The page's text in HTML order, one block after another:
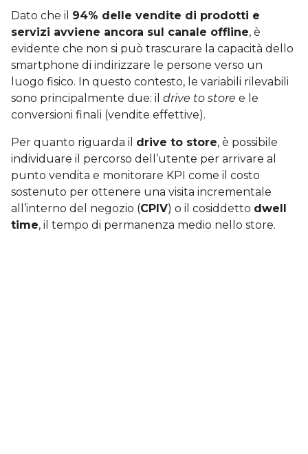
Dato che il 94% delle vendite di prodotti e
servizi avviene ancora sul canale offline, è
evidente che non si può trascurare la capacità dello
smartphone di indirizzare le persone verso un
luogo fisico. In questo contesto, le variabili rilevabili
sono principalmente due: il drive to store e le
conversioni finali (vendite effettive).
Per quanto riguarda il drive to store, è possibile
individuare il percorso dell’utente per arrivare al
punto vendita e monitorare KPI come il costo
sostenuto per ottenere una visita incrementale
all’interno del negozio (CPIV) o il cosiddetto dwell
time, il tempo di permanenza medio nello store.